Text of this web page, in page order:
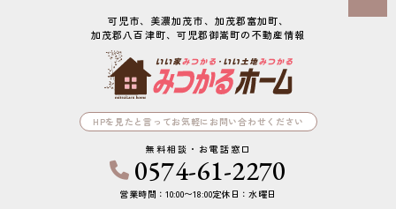
可児市、美濃加茂市、加茂郡富加町、
加茂郡八百津町、可児郡御嵩町の不動産情報
HPを見たと言ってお気軽にお問い合わせください
無料相談・お電話窓口
0574-61-2270
営業時間：10:00〜18:00定休日：水曜日